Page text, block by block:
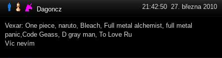
Dagoncz 21:42:50 27. března 2010
Vexar: One piece, naruto, Bleach, Full metal alchemist, full metal
panic,Code Geass, D gray man, To Love Ru
Víc nevím